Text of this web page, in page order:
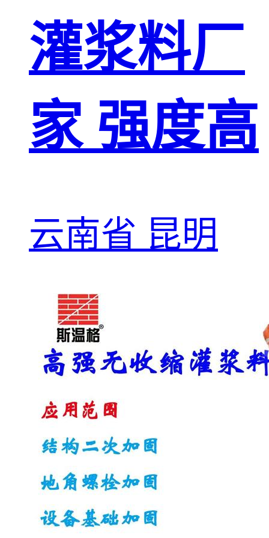
灌浆料厂
家 强度高
云南省 昆明